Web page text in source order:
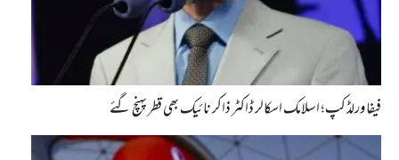
فیفا ورلڈ کپ؛ اسلامک اسکالر ڈاکٹر ذاکر نائیک بھی قطر پہنچ گئے